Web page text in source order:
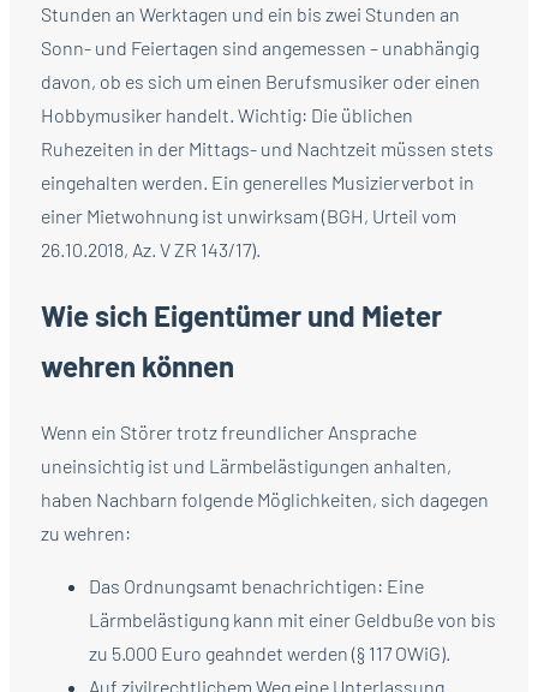
Stunden an Werktagen und ein bis zwei Stunden an
Sonn- und Feiertagen sind angemessen – unabhängig
davon, ob es sich um einen Berufsmusiker oder einen
Hobbymusiker handelt. Wichtig: Die üblichen
Ruhezeiten in der Mittags- und Nachtzeit müssen stets
eingehalten werden. Ein generelles Musizierverbot in
einer Mietwohnung ist unwirksam (BGH, Urteil vom
26.10.2018, Az. V ZR 143/17).
Wie sich Eigentümer und Mieter
wehren können
Wenn ein Störer trotz freundlicher Ansprache
uneinsichtig ist und Lärmbelästigungen anhalten,
haben Nachbarn folgende Möglichkeiten, sich dagegen
zu wehren:
Das Ordnungsamt benachrichtigen: Eine
Lärmbelästigung kann mit einer Geldbuße von bis
zu 5.000 Euro geahndet werden (§ 117 OWiG).
Auf zivilrechtlichem Weg eine Unterlassung